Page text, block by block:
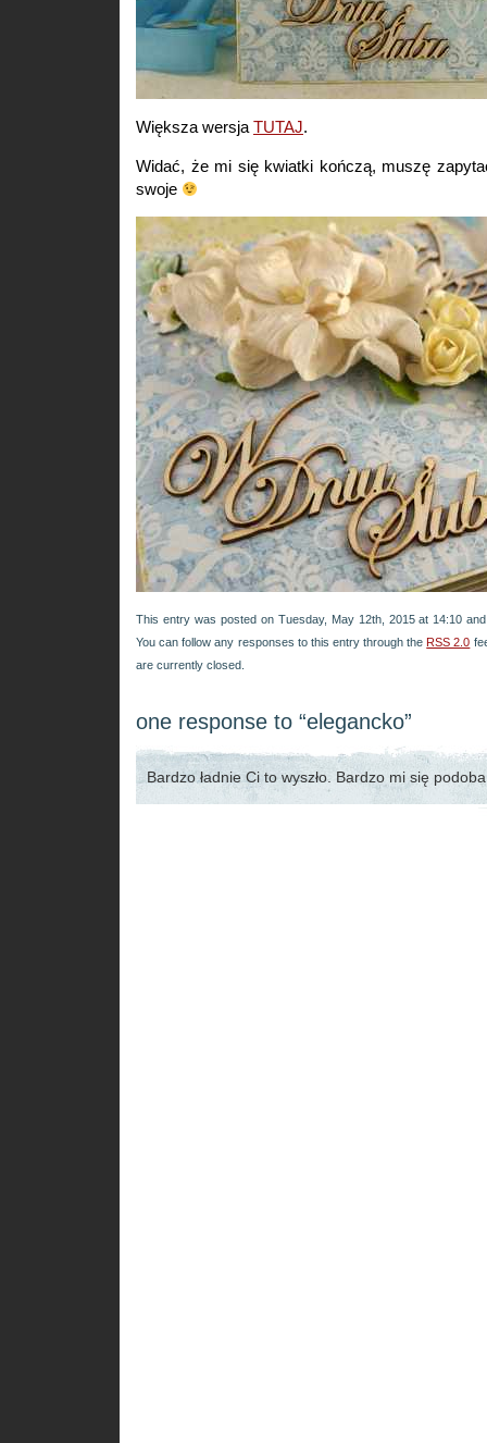
Większa wersja TUTAJ.
Widać, że mi się kwiatki kończą, muszę
swoje
This entry was posted on Tuesday, May 12th, 2015 at 14:10
You can follow any responses to this entry through the RSS 2.0
are currently closed.
one response to “elegancko”
Bardzo ładnie Ci to wyszło. Bardzo mi się